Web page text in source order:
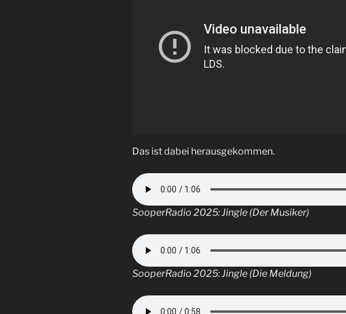
Das ist dabei herausgekommen.
SooperRadio 2025: Jingle (Der Musiker)
SooperRadio 2025: Jingle (Die Meldung)